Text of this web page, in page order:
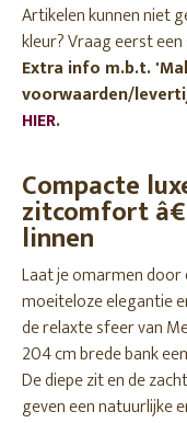
Artikelen kunnen niet
kleur? Vraag eerst
Extra info m.b.t.
voorwaarden/
HIER.
Compacte
zitcomfort
linnen
Laat je omarmen door
moeiteloze elegantie
de relaxte sfeer van
204 cm brede bank
De diepe zit en de
geven een natuurlijke